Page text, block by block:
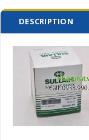
DESCRIPTION